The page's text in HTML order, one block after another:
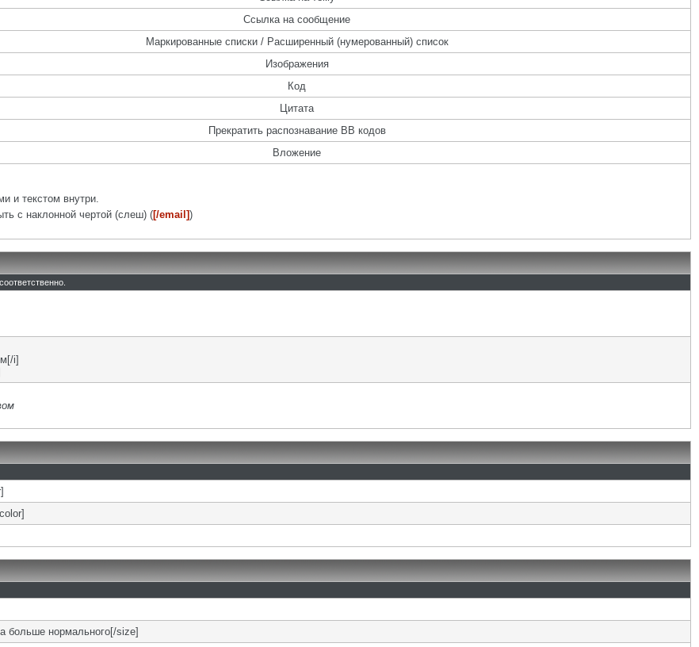
Ссылка на сообщение
Маркированные списки / Расширенный (нумерованный) список
Изображения
Код
Цитата
Прекратить распознавание BB кодов
Вложение
и текстом внутри.
с наклонной чертой (слеш) ([/email])
i]
больше нормального[/size]